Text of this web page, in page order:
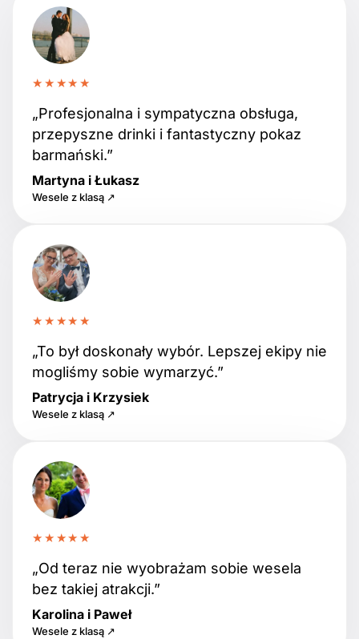
★★★★★
„Profesjonalna i sympatyczna obsługa,
przepyszne drinki i fantastyczny pokaz
barmański.”
Martyna i Łukasz
Wesele z klasą ↗
★★★★★
„To był doskonały wybór. Lepszej ekipy nie
mogliśmy sobie wymarzyć.”
Patrycja i Krzysiek
Wesele z klasą ↗
★★★★★
„Od teraz nie wyobrażam sobie wesela
bez takiej atrakcji.”
Karolina i Paweł
Wesele z klasą ↗